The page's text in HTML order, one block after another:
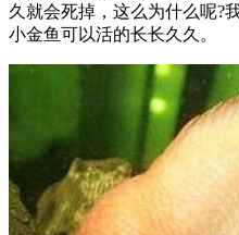
久就会死掉，这么为什么呢?
小金鱼可以活的长长久久。